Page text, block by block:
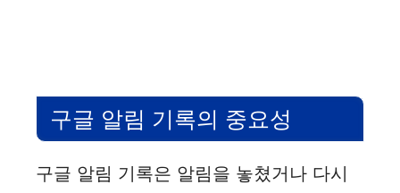
구글 알림 기록의 중요성
구글 알림 기록은 알림을 놓쳤거나 다시